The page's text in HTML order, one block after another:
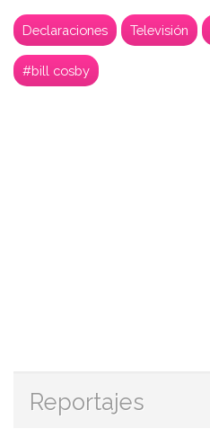
Declaraciones Televisión
#bill cosby
Reportajes